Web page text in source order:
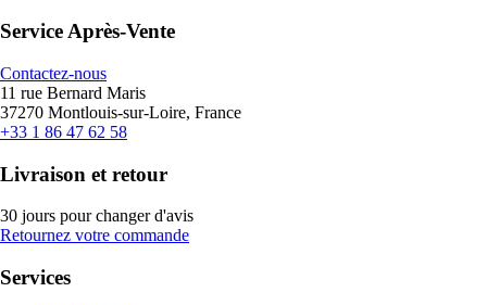
Service Après-Vente
Contactez-nous
11 rue Bernard Maris
37270 Montlouis-sur-Loire, France
+33 1 86 47 62 58
Livraison et retour
30 jours pour changer d'avis
Retournez votre commande
Services